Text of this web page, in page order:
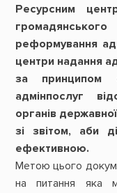
Ресурсним
реформування
центри надання
за принципом
адмінпослуг
органів
зі звітом, аби
ефективною.
Метою цього
на питання яка